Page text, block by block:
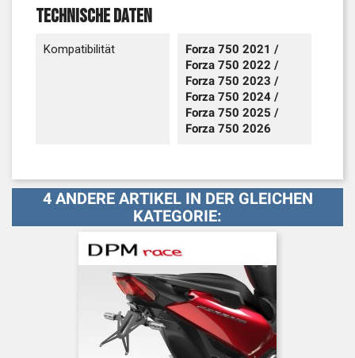
Technische Daten
Kompatibilität
Forza 750 2021 /
Forza 750 2022 /
Forza 750 2023 /
Forza 750 2024 /
Forza 750 2025 /
Forza 750 2026
4 ANDERE ARTIKEL IN DER GLEICHEN
KATEGORIE: